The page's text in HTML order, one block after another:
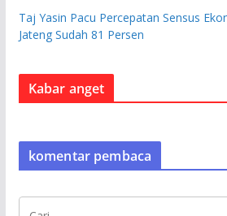
Taj Yasin Pacu Percepatan Sensus
Jateng Sudah 81 Persen
Kabar anget
komentar pembaca